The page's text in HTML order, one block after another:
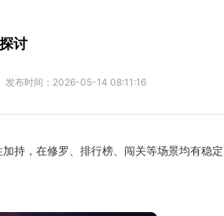
讨
发布时间： 2026-05-14 08:11:16
持，在修罗、排行榜、闯关等场景均有稳定